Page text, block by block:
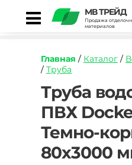
МВ ТРЕЙД
Продажа
материалов
Главная / Каталог /
/ Труба
https://mvtrade.ru/
vodostochnaya-
pvkh-
docke-
standard-
temno-
korichnevaya-
Труба
ПВХ
Темно-
80х3000